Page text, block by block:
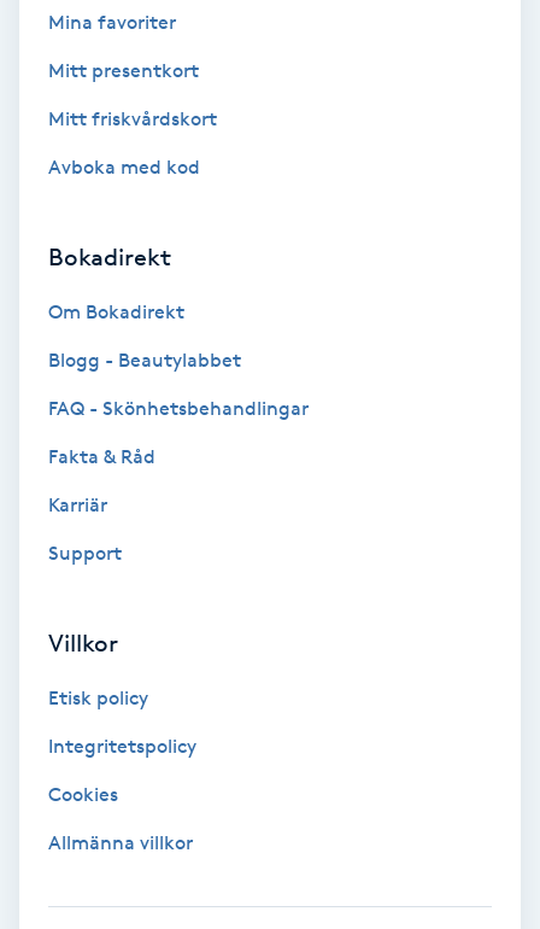
Torrborstning
Trådning
Träning
Vampyrbehandling
Vaxning brasiliansk
Veterinär
Mina favoriter
Mitt presentkort
Mitt friskvårdskort
Avboka med kod
Bokadirekt
Om Bokadirekt
Blogg - Beautylabbet
FAQ - Skönhetsbehandlingar
Fakta & Råd
Karriär
Support
Villkor
Etisk policy
Integritetspolicy
Cookies
Allmänna villkor